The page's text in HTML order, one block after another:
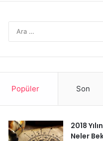
Popüler Son
2018
Neler